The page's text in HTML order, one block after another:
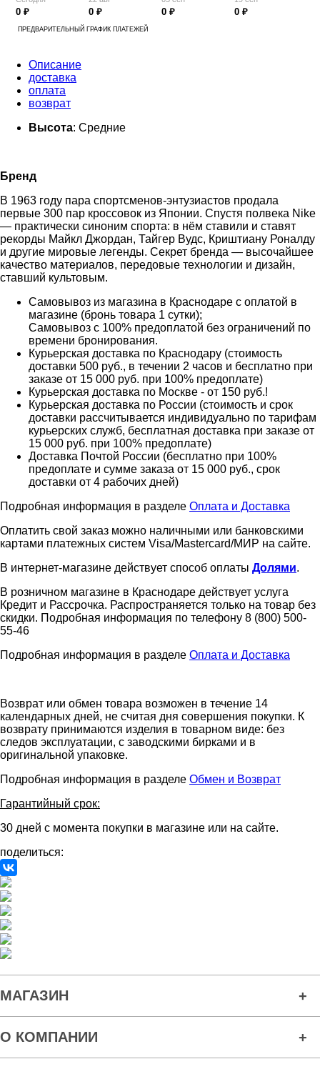
0 ₽ 0 ₽ 0 ₽ 0 ₽
ПРЕДВАРИТЕЛЬНЫЙ ГРАФИК ПЛАТЕЖЕЙ
Описание
доставка
оплата
возврат
Высота: Средние
Бренд
В 1963 году пара спортсменов-энтузиастов продала
первые 300 пар кроссовок из Японии. Спустя полвека Nike
— практически синоним спорта: в нём ставили и ставят
рекорды Майкл Джордан, Тайгер Вудс, Криштиану Роналду
и другие мировые легенды. Секрет бренда — высочайшее
качество материалов, передовые технологии и дизайн,
ставший культовым.
Самовывоз из магазина в Краснодаре с оплатой в
магазине (бронь товара 1 сутки);
Самовывоз с 100% предоплатой без ограничений по
времени бронирования.
Курьерская доставка по Краснодару (стоимость
доставки 500 руб., в течении 2 часов и бесплатно при
заказе от 15 000 руб. при 100% предоплате)
Курьерская доставка по Москве - от 150 руб.!
Курьерская доставка по России (стоимость и срок
доставки рассчитывается индивидуально по тарифам
курьерских служб, бесплатная доставка при заказе от
15 000 руб. при 100% предоплате)
Доставка Почтой России (бесплатно при 100%
предоплате и сумме заказа от 15 000 руб., срок
доставки от 4 рабочих дней)
Подробная информация в разделе Оплата и Доставка
Оплатить свой заказ можно наличными или банковскими
картами платежных систем Visa/Mastercard/МИР на сайте.
В интернет-магазине действует способ оплаты Долями.
В розничном магазине в Краснодаре действует услуга
Кредит и Рассрочка. Распространяется только на товар без
скидки. Подробная информация по телефону 8 (800) 500-
55-46
Подробная информация в разделе Оплата и Доставка
Возврат или обмен товара возможен в течение 14
календарных дней, не считая дня совершения покупки. К
возврату принимаются изделия в товарном виде: без
следов эксплуатации, с заводскими бирками и в
оригинальной упаковке.
Подробная информация в разделе Обмен и Возврат
Гарантийный срок:
30 дней с момента покупки в магазине или на сайте.
поделиться:
МАГАЗИН
О КОМПАНИИ